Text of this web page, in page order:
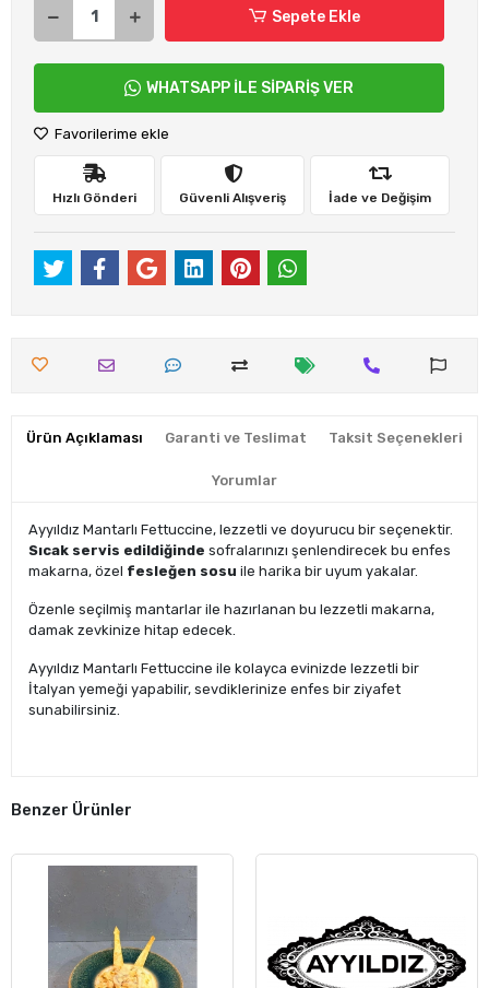
Sepete Ekle
WHATSAPP İLE SİPARİŞ VER
Favorilerime ekle
Hızlı Gönderi Güvenli Alışveriş İade ve Değişim
Ürün Açıklaması Garanti ve Teslimat Taksit Seçenekleri
Yorumlar
Ayyıldız Mantarlı Fettuccine, lezzetli ve doyurucu bir seçenektir.
Sıcak servis edildiğinde sofralarınızı şenlendirecek bu enfes
makarna, özel fesleğen sosu ile harika bir uyum yakalar.
Özenle seçilmiş mantarlar ile hazırlanan bu lezzetli makarna,
damak zevkinize hitap edecek.
Ayyıldız Mantarlı Fettuccine ile kolayca evinizde lezzetli bir
İtalyan yemeği yapabilir, sevdiklerinize enfes bir ziyafet
sunabilirsiniz.
Benzer Ürünler